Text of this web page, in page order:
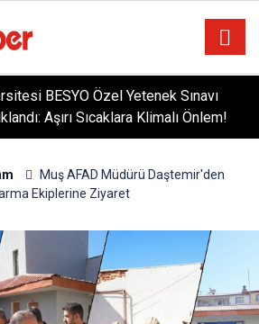
BESYO Özel Yetenek Sınavı
Aşırı Sıcaklara Klimalı Önlem!
Muş AFAD Müdürü Daştemir'den
Ekiplerine Ziyaret